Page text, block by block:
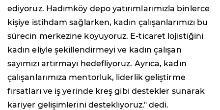
ediyoruz. Hadımköy depo yatırımlarımızla binlerce
kişiye istihdam sağlarken, kadın çalışanlarımızı bu
sürecin merkezine koyuyoruz. E-ticaret lojistiğini
kadın eliyle şekillendirmeyi ve kadın çalışan
sayımızı artırmayı hedefliyoruz. Ayrıca, kadın
çalışanlarımıza mentorluk, liderlik geliştirme
fırsatları ve iş yerinde kreş gibi destekler sunarak
kariyer gelişimlerini destekliyoruz." dedi.